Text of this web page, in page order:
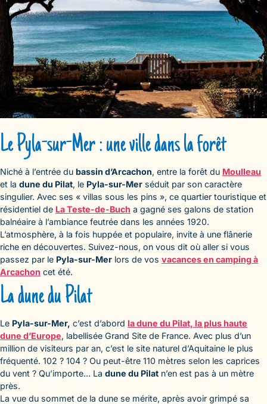
Le Pyla-sur-Mer : une ville dans la forêt
Niché à l’entrée du bassin d’Arcachon, entre la forêt du Moulleau
et la dune du Pilat, le Pyla-sur-Mer séduit par son caractère
singulier. Avec ses « villas sous les pins », ce quartier touristique et
résidentiel de La Teste-de-Buch a gagné ses galons de station
balnéaire à l’ambiance feutrée dans les années 1920.
L’atmosphère, à la fois huppée et populaire, invite à une flânerie
riche en découvertes. Suivez-nous, on vous dit où aller si vous
passez par le Pyla-sur-Mer lors de vos vacances en camping à
Arcachon cet été.
La dune du Pilat
Le Pyla-sur-Mer, c’est d’abord la dune du Pilat, la plus haute
dune d’Europe, labellisée Grand Site de France. Avec plus d’un
million de visiteurs par an, c’est le site naturel d’Aquitaine le plus
fréquenté. 102 ? 104 ? Ou peut-être 110 mètres selon les caprices
du vent ? Qu’importe… La dune du Pilat n’en est pas à un mètre
près.
La vue du sommet de la dune se mérite, après avoir grimpé sa